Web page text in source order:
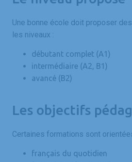
Une bonne école doit proposer
les niveaux :
débutant complet (A1)
intermédiaire (A2, B1)
avancé (B2)
Les objectifs
Certaines formations sont
français du quotidien